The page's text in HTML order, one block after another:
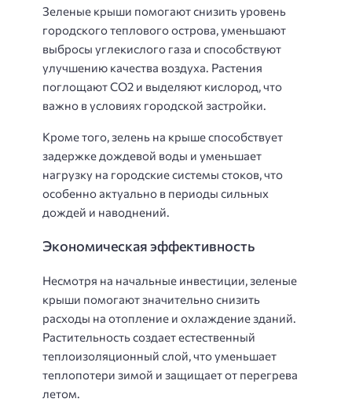
Зеленые крыши помогают снизить уровень
городского теплового острова, уменьшают
выбросы углекислого газа и способствуют
улучшению качества воздуха. Растения
поглощают СО2 и выделяют кислород, что
важно в условиях городской застройки.
Кроме того, зелень на крыше способствует
задержке дождевой воды и уменьшает
нагрузку на городские системы стоков, что
особенно актуально в периоды сильных
дождей и наводнений.
Экономическая эффективность
Несмотря на начальные инвестиции, зеленые
крыши помогают значительно снизить
расходы на отопление и охлаждение зданий.
Растительность создает естественный
теплоизоляционный слой, что уменьшает
теплопотери зимой и защищает от перегрева
летом.